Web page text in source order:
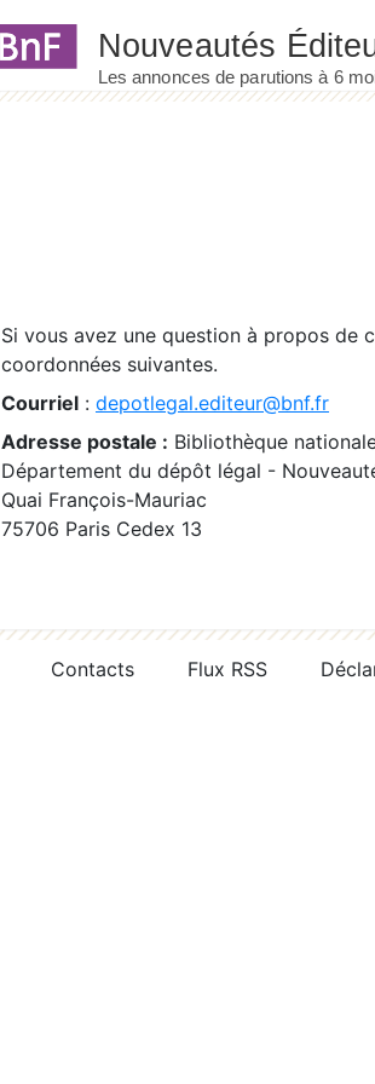
Si vous avez une question à propos de
coordonnées suivantes.
Courriel : depotlegal.editeur@bnf.fr
Adresse postale : Bibliothèque
Département du dépôt légal -
Quai François-Mauriac
75706 Paris Cedex 13
Contacts Flux RSS